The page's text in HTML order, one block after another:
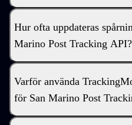
Hur ofta uppdateras
Marino Post Tracking API?
Varför använda
för San Marino Post